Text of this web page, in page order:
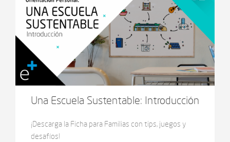
Una Escuela Sustentable: Introducción
¡Descarga la Ficha para Familias con tips, juegos y
desafíos!